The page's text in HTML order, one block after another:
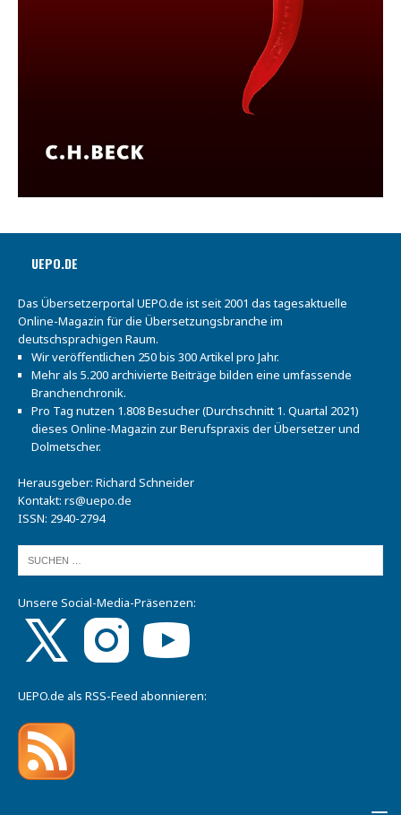
UEPO.DE
Das Übersetzerportal UEPO.de ist seit 2001 das tagesaktuelle
Online-Magazin für die Übersetzungsbranche im
deutschsprachigen Raum.
Wir veröffentlichen 250 bis 300 Artikel pro Jahr.
Mehr als 5.200 archivierte Beiträge bilden eine umfassende
Branchenchronik.
Pro Tag nutzen 1.808 Besucher (Durchschnitt 1. Quartal 2021)
dieses Online-Magazin zur Berufspraxis der Übersetzer und
Dolmetscher.
Herausgeber: Richard Schneider
Kontakt: rs@uepo.de
ISSN: 2940-2794
Unsere Social-Media-Präsenzen:
UEPO.de als RSS-Feed abonnieren: